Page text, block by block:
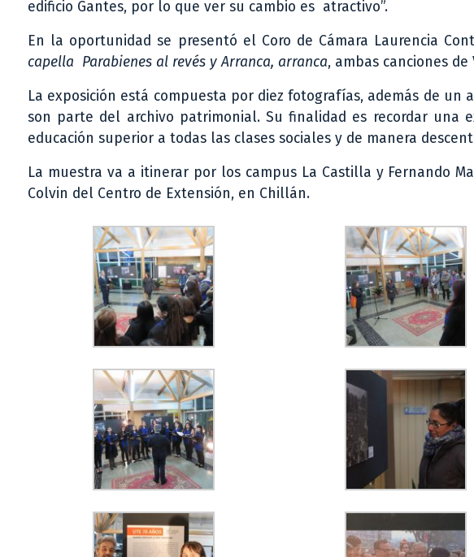
edificio Gantes, por lo que ver su cambio es atractivo”.
En la oportunidad se presentó el Coro de Cámara Laurencia
capella Parabienes al revés y Arranca, arranca, ambas canciones
La exposición está compuesta por diez fotografías, además de un
son parte del archivo patrimonial. Su finalidad es recordar una
educación superior a todas las clases sociales y de manera
La muestra va a itinerar por los campus La Castilla y Fernando
Colvin del Centro de Extensión, en Chillán.